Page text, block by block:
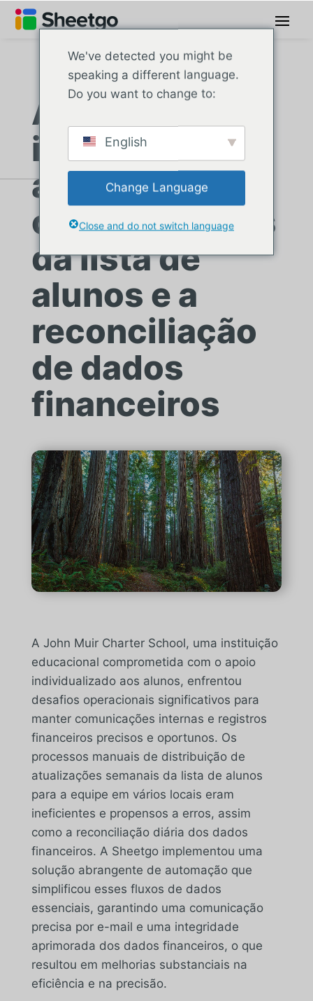
A escola
independente
automatiza as
comunicações
da lista de
alunos e a
reconciliação
de dados
financeiros
A John Muir Charter School, uma instituição
educacional comprometida com o apoio
individualizado aos alunos, enfrentou
desafios operacionais significativos para
manter comunicações internas e registros
financeiros precisos e oportunos. Os
processos manuais de distribuição de
atualizações semanais da lista de alunos
para a equipe em vários locais eram
ineficientes e propensos a erros, assim
como a reconciliação diária dos dados
financeiros. A Sheetgo implementou uma
solução abrangente de automação que
simplificou esses fluxos de dados
essenciais, garantindo uma comunicação
precisa por e-mail e uma integridade
aprimorada dos dados financeiros, o que
resultou em melhorias substanciais na
eficiência e na precisão.
We've detected you might be
speaking a different language.
Do you want to change to:
English
Change Language
Close and do not switch language